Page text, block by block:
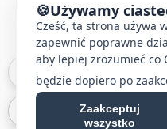
REGULAMIN
REKLAMACJE
INFORMACJA
🍪Używamy
Cześć, ta strona używa
zapewnić poprawne
aby lepiej zrozumieć co
będzie dopiero po
Zaakceptuj
wszystko